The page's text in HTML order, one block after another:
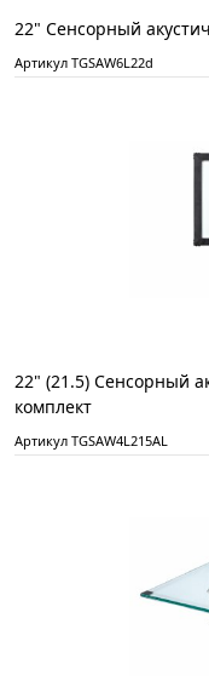
22" Сенсорный
Артикул TGSAW6L22d
22" (21.5) Сенсорный
комплект
Артикул TGSAW4L215AL